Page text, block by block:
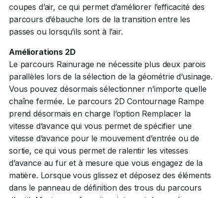
coupes d’air, ce qui permet d’améliorer l’efficacité des
parcours d’ébauche lors de la transition entre les
passes ou lorsqu’ils sont à l’air.
Améliorations 2D
Le parcours Rainurage ne nécessite plus deux parois
parallèles lors de la sélection de la géométrie d’usinage.
Vous pouvez désormais sélectionner n’importe quelle
chaîne fermée. Le parcours 2D Contournage Rampe
prend désormais en charge l’option Remplacer la
vitesse d’avance qui vous permet de spécifier une
vitesse d’avance pour le mouvement d’entrée ou de
sortie, ce qui vous permet de ralentir les vitesses
d’avance au fur et à mesure que vous engagez de la
matière. Lorsque vous glissez et déposez des éléments
dans le panneau de définition des trous du parcours